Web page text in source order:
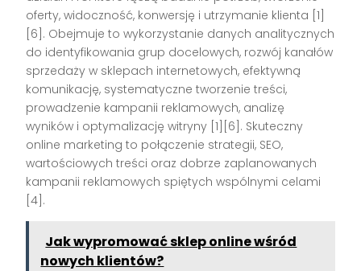
oferty, widoczność, konwersję i utrzymanie klienta [1]
[6]. Obejmuje to wykorzystanie danych analitycznych
do identyfikowania grup docelowych, rozwój kanałów
sprzedaży w sklepach internetowych, efektywną
komunikację, systematyczne tworzenie treści,
prowadzenie kampanii reklamowych, analizę
wyników i optymalizację witryny [1][6]. Skuteczny
online marketing to połączenie strategii, SEO,
wartościowych treści oraz dobrze zaplanowanych
kampanii reklamowych spiętych wspólnymi celami
[4].
Jak wypromować sklep online wśród
nowych klientów?